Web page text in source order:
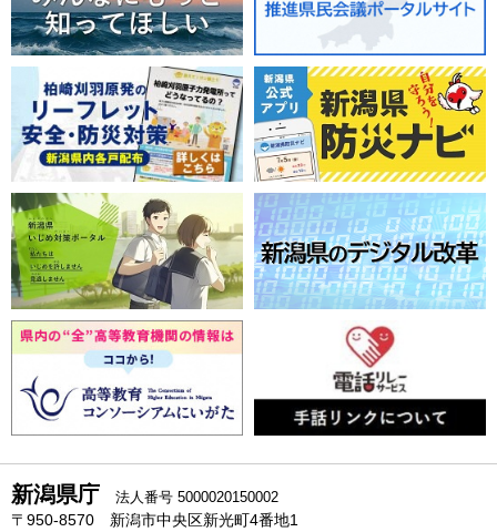
新潟県庁 法人番号 5000020150002
〒950-8570 新潟市中央区新光町4番地1